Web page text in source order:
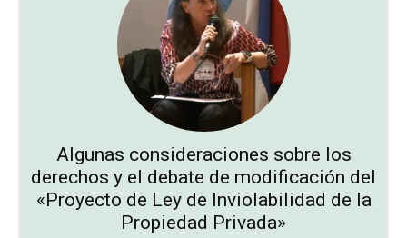
Algunas consideraciones sobre los
derechos y el debate de modificación del
«Proyecto de Ley de Inviolabilidad de la
Propiedad Privada»